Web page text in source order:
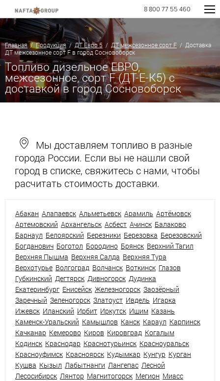
8 800 77 55 460
Главная/Продукция/ДТ Евро 5 / ДТ межсезонное сорт F / Доставка
ДТ межсезонное сорт F в город Сосновоборск
Топливо дизельное ЕВРО,
межсезонное, сорт F (ДТ-Е-К5) с
доставкой в город Сосновоборск
Мы доставляем топливо в разные
города России. Если вы не нашли свой
город в списке, свяжитесь с нами, чтобы
расчитать стоимость доставки.
Абакан Алапаевск Альметьевск Арамиль Артёмовск
Артемовский Архангельск Асбест Ачинск Балаково
Барнаул Белоярский Березники Березовка Березовский
Богданович Боготол Бородино Брянск Верхний Тагил
Верхняя Пышма Верхняя Салда Верхняя Тура
Верхотурье Волгоград Волчанск Воткинск Глазов
Губкинский Дегтярск Дивногорск Дудинка
Екатеринбург Енисейск Железногорск Заозёрный
Заречный Зеленогорск Златоуст Ивдель Игарка
Ижевск Иланский Ирбит Иркутск Ишим Казань
Каменск-Уральский Камышлов Канск Караул Карпинск
Качканар Кемерово Киров Кировград Когалым
Кодинск Краснодар Краснотурьинск Красноуральск
Красноуфимск Красноярск Кудымкар Кунгур Курган
Кушва Кызыл Лабытнанги Лангепас Лесной
Лесосибирск Лянтор Магнитогорск Мегион Миасс